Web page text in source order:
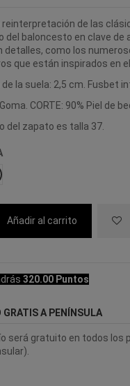
reinterpretación de las
del baloncesto en clave
detalles, como los
que están inspirados en
la suela: 2,5 cm. Fusbet
CORTE: 90% Piel de
del zapato es talla 37.
Añadir al carrito
320.00 Puntos
GRATIS A PENÍNSULA
será gratuito en todos los